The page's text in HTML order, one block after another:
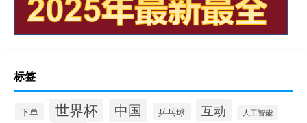
标签
下单 世界杯 中国 乒乓球 互动 人工智能